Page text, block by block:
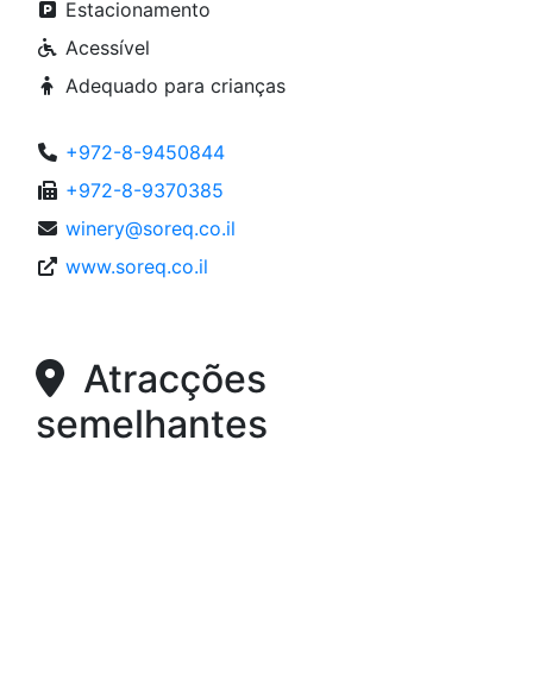
Estacionamento
Acessível
Adequado para crianças
+972-8-9450844
+972-8-9370385
winery@soreq.co.il
www.soreq.co.il
Atracções
semelhantes